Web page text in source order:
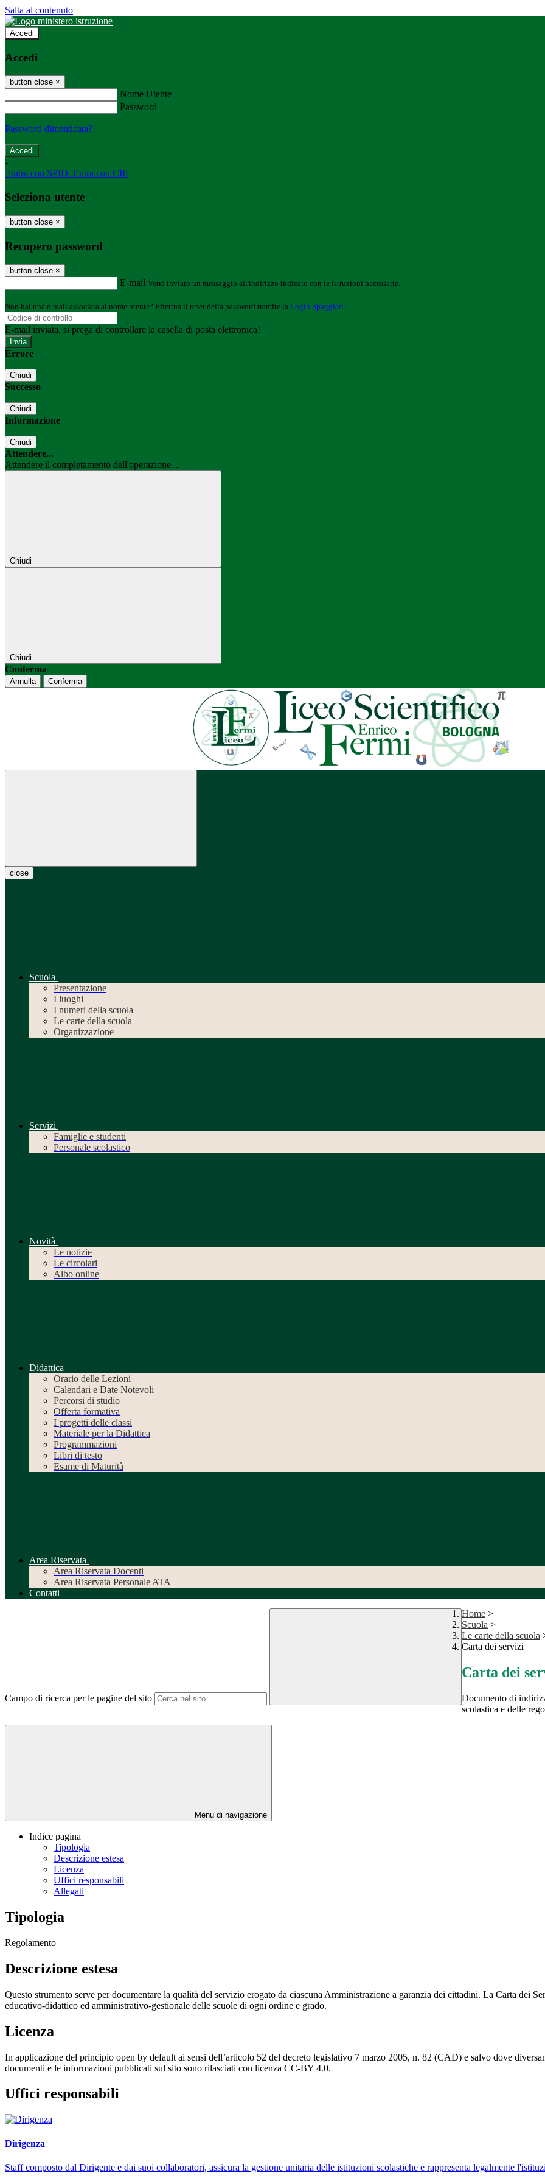
Salta al contenuto
Accedi
Accedi
button close ×
Nome Utente
Password
Password dimenticata?
-
Entra con SPID Entra con CIE
Seleziona utente
button close ×
Recupero password
button close ×
E-mail Verrà inviato un messaggio all'indirizzo indicato con le istruzioni necessarie.
Non hai una e-mail associata al nome utente? Effettua il reset della password tramite la Login Spaggiari
E-mail inviata, si prega di controllare la casella di posta elettronica!
Errore
Chiudi
Successo
Chiudi
Informazione
Chiudi
Attendere...
Attendere il completamento dell'operazione...
Chiudi
Chiudi
Conferma
Annulla Conferma
close
Scuola
Presentazione
I luoghi
I numeri della scuola
Le carte della scuola
Organizzazione
Servizi
Famiglie e studenti
Personale scolastico
Novità
Le notizie
Le circolari
Albo online
Didattica
Orario delle Lezioni
Calendari e Date Notevoli
Percorsi di studio
Offerta formativa
I progetti delle classi
Materiale per la Didattica
Programmazioni
Libri di testo
Esame di Maturità
Area Riservata
Area Riservata Docenti
Area Riservata Personale ATA
Contatti
Campo di ricerca per le pagine del sito
Home >
Scuola >
Le carte della scuola
Carta dei servizi
Carta dei
Documento di
scolastica e delle
Menu di navigazione
Indice pagina
Tipologia
Descrizione estesa
Licenza
Uffici responsabili
Allegati
Tipologia
Regolamento
Descrizione estesa
Questo strumento serve per documentare la qualità del servizio erogato da ciascuna Amministrazione a garanzia dei cittadini. La Carta dei
educativo-didattico ed amministrativo-gestionale delle scuole di ogni ordine e grado.
Licenza
In applicazione del principio open by default ai sensi dell’articolo 52 del decreto legislativo 7 marzo 2005, n. 82 (CAD) e salvo dove
documenti e le informazioni pubblicati sul sito sono rilasciati con licenza CC-BY 4.0.
Uffici responsabili
Dirigenza
Staff composto dal Dirigente e dai suoi collaboratori, assicura la gestione unitaria delle istituzioni scolastiche e rappresenta legalmente